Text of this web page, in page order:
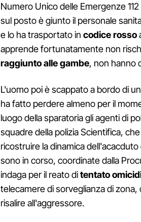
Numero Unico delle Emergenze
sul posto è giunto il personale
e lo ha trasportato in codice rosso
apprende fortunatamente non
raggiunto alle gambe, non hanno
L'uomo poi è scappato a bordo di
ha fatto perdere almeno per il
luogo della sparatoria gli agenti di
squadre della polizia Scientifica,
ricostruire la dinamica
sono in corso, coordinate dalla
indaga per il reato ditentato
telecamere di sorveglianza di
risalire all'aggressore.